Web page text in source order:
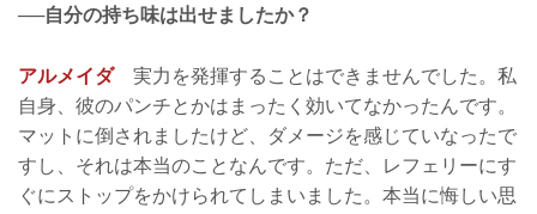
──自分の持ち味は出せましたか？
アルメイダ実力を発揮することはできませんでした。私
自身、彼のパンチとかはまったく効いてなかったんです。
マットに倒されましたけど、ダメージを感じていなったで
すし、それは本当のことなんです。ただ、レフェリーにす
ぐにストップをかけられてしまいました。本当に悔しい思